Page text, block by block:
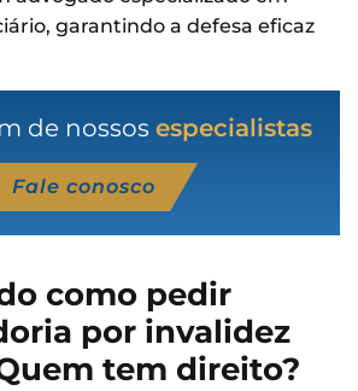
garantindo a defesa eficaz
de nossos especialistas
Fale conosco
como pedir
por invalidez
tem direito?